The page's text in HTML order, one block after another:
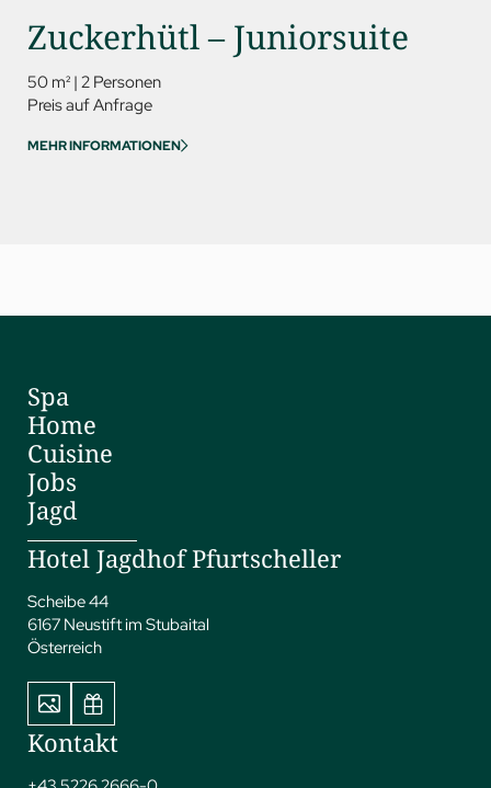
Zuckerhütl – Juniorsuite
50 m² | 2 Personen
Preis auf Anfrage
MEHR INFORMATIONEN
Spa
Home
Cuisine
Jobs
Jagd
Hotel Jagdhof Pfurtscheller
Scheibe 44
6167 Neustift im Stubaital
Österreich
Kontakt